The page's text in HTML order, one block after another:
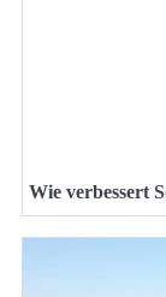
Wie verbessert